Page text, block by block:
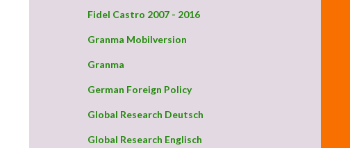
Fidel Castro 2007 - 2016
Granma Mobilversion
Granma
German Foreign Policy
Global Research Deutsch
Global Research Englisch